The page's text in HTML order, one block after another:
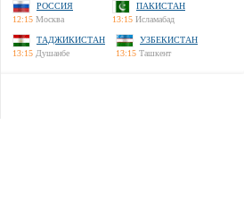
РОССИЯ
12:15 Москва
ПАКИСТАН
13:15 Исламабад
ТАДЖИКИСТАН
13:15 Душанбе
УЗБЕКИСТАН
13:15 Ташкент